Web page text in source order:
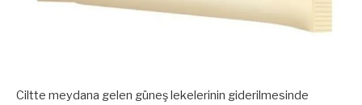
Ciltte meydana gelen güneş lekelerinin giderilmesinde